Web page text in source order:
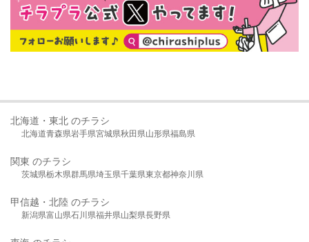
北海道・東北 のチラシ
北海道青森県岩手県宮城県秋田県山形県福島県
関東 のチラシ
茨城県栃木県群馬県埼玉県千葉県東京都神奈川県
甲信越・北陸 のチラシ
新潟県富山県石川県福井県山梨県長野県